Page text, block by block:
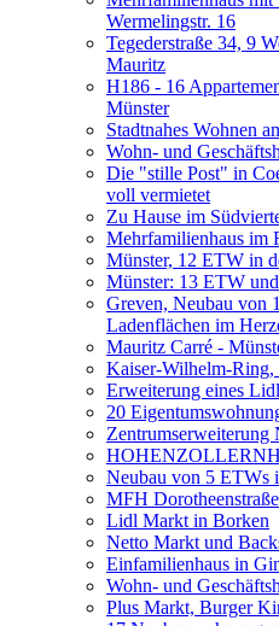
Wermelingstr. 16
Tegederstraße 34, 9
Mauritz
H186 - 16
Münster
Stadtnahes Wohnen
Wohn- und
Die "stille Post" in
voll vermietet
Zu Hause im
Mehrfamilienhaus im
Münster, 12 ETW in
Münster: 13 ETW
Greven, Neubau von
Ladenflächen im
Mauritz Carré -
Kaiser-Wilhelm-Ring,
Erweiterung eines
20
Zentrumserweiterung
Neubau von 5 ETWs
MFH
Lidl Markt in Borken
Netto Markt und
Einfamilienhaus in
Wohn- und
Plus Markt, Burger